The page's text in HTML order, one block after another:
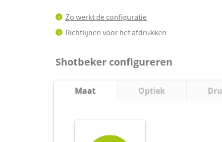
i Zo werkt de configuratie
i Richtlijnen voor het afdrukken
Shotbeker configureren
Maat Optiek